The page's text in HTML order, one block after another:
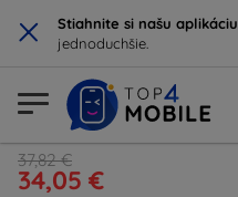
× Stiahnite si našu aplikáciu
jednoduchšie.
37,82 €
34,05 €